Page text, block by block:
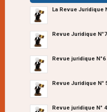
La Revue Juridique
Revue Juridique
Revue juridique
Revue Juridique
Revue juridique N°